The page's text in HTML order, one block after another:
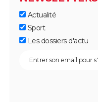
Actualité
Sport
Les dossiers d'actu